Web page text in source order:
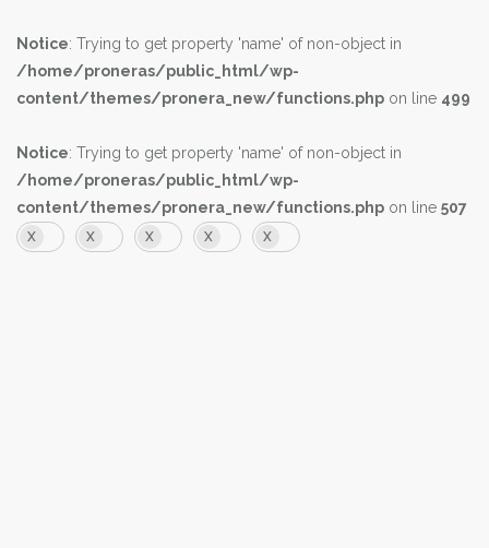
Violet
White
White/black
White/gold
Nature
Taupe
Tofflor
Notice: Trying to get property 'name' of non-object in
/home/proneras/public_html/wp-
content/themes/pronera_new/functions.php on line 499
Notice: Trying to get property 'name' of non-object in
/home/proneras/public_html/wp-
content/themes/pronera_new/functions.php on line 507
X X X X X